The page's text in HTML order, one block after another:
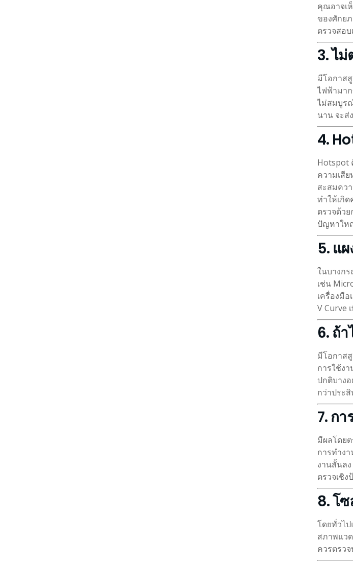
คุณอาจเห็
ของศักย
ตรวจสอ
3. ไม่
มีโอกาส
ไฟฟ้ามา
ไม่สมบูร
นาน จะส่
4.
Hotspot
ความเสี
สะสมคว
ทำให้เกิด
ตรวจด้ว
ปัญหาให
5. แ
ในบางก
เช่น
เครื่องมื
V Curve
6. ถ้
มีโอกาส
การใช้ง
ปกติบางอ
กว่าประ
7. ก
มีผลโดย
การทำง
งานสั้นล
ตรวจเชิ
8. โ
โดยทั่วไ
สภาพแว
ควรตรว